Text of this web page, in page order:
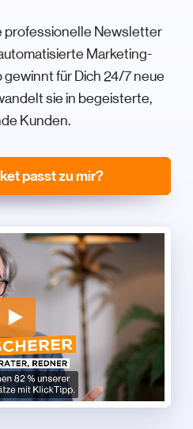
professionelle Newsletter
Marketing-
gewinnt für Dich 24/7 neue
sie in begeisterte,
Kunden.
passt zu mir?